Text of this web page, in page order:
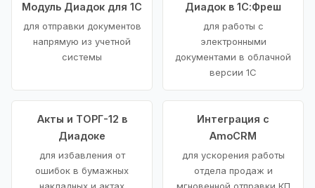
Модуль Диадок для 1С
для отправки документов
напрямую из учетной
системы
Диадок в 1С:Фреш
для работы с
электронными
документами в облачной
версии 1С
Акты и ТОРГ-12 в
Диадоке
для избавления от
ошибок в бумажных
Интеграция с
AmoCRM
для ускорения работы
отдела продаж и